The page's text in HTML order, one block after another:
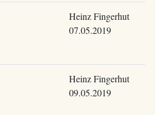
Heinz Fingerhut
07.05.2019
Heinz Fingerhut
09.05.2019